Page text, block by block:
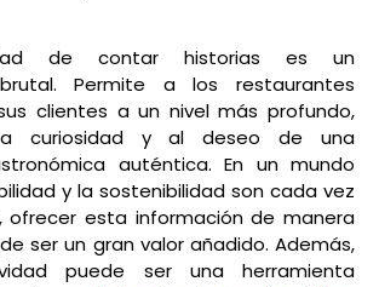
de contar historias es un
Permite a los restaurantes
clientes a un nivel más profundo,
curiosidad y al deseo de una
auténtica. En un mundo
y la sostenibilidad son cada vez
ofrecer esta información de manera
ser un gran valor añadido. Además,
puede ser una herramienta